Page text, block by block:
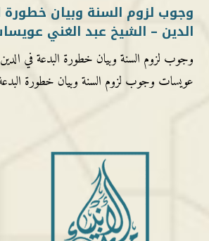
وجوب لزوم السنة وبيان
الدين – الشيخ عبد الغني
وجوب لزوم السنة وبيان خطورة البدعة في
عويسات وجوب لزوم السنة وبيان خطورة